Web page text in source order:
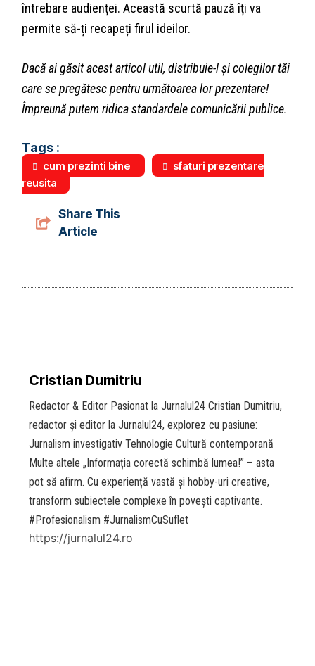
întrebare audienței. Această scurtă pauză îți va
permite să-ți recapeți firul ideilor.
Dacă ai găsit acest articol util, distribuie-l și colegilor tăi
care se pregătesc pentru următoarea lor prezentare!
Împreună putem ridica standardele comunicării publice.
Tags :
cum prezinti bine
sfaturi prezentare
reusita
Share This
Article
Cristian Dumitriu
Redactor & Editor Pasionat la Jurnalul24 Cristian Dumitriu,
redactor și editor la Jurnalul24, explorez cu pasiune:
Jurnalism investigativ Tehnologie Cultură contemporană
Multe altele „Informația corectă schimbă lumea!” – asta
pot să afirm. Cu experiență vastă și hobby-uri creative,
transform subiectele complexe în povești captivante.
#Profesionalism #JurnalismCuSuflet
https://jurnalul24.ro